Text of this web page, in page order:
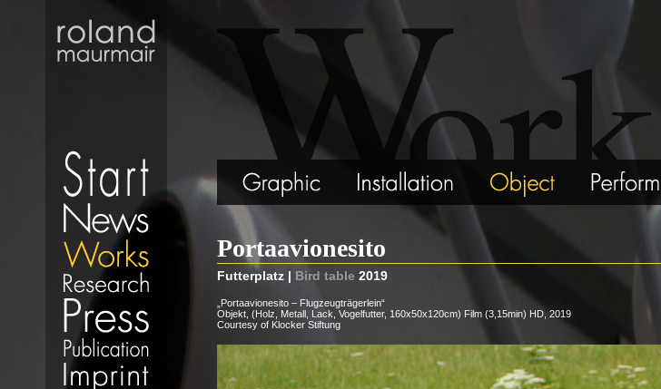
Portaavionesito
Futterplatz | Bird table 2019
„Portaavionesito – Flugzeugträgerlein“
Objekt, (Holz, Metall, Lack, Vogelfutter, 160x50x120cm) Film (3,15min) HD, 2019
Courtesy of Klocker Stiftung